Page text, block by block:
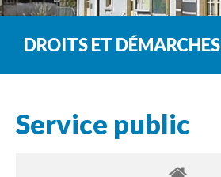
DROITS ET DÉMARCHES
Service public